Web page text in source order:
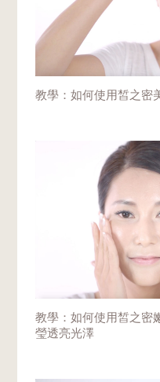
教學：如何使用皙之密
教學：如何使用皙之密
瑩透亮光澤